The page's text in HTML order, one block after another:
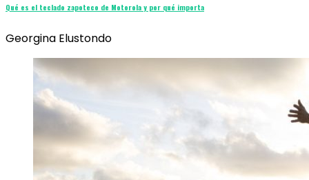
Qué es el teclado zapoteco de Motorola y por qué importa
Georgina Elustondo